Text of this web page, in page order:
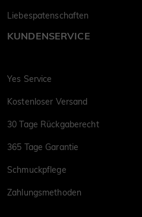
Liebespatenschaften
KUNDENSERVICE
Yes Service
Kostenloser Versand
30 Tage Rückgaberecht
365 Tage Garantie
Schmuckpflege
Zahlungsmethoden